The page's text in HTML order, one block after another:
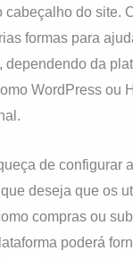
cabeçalho do site.
formas para
dependendo da
WordPress ou
de configurar
deseja que os
compras ou
poderá